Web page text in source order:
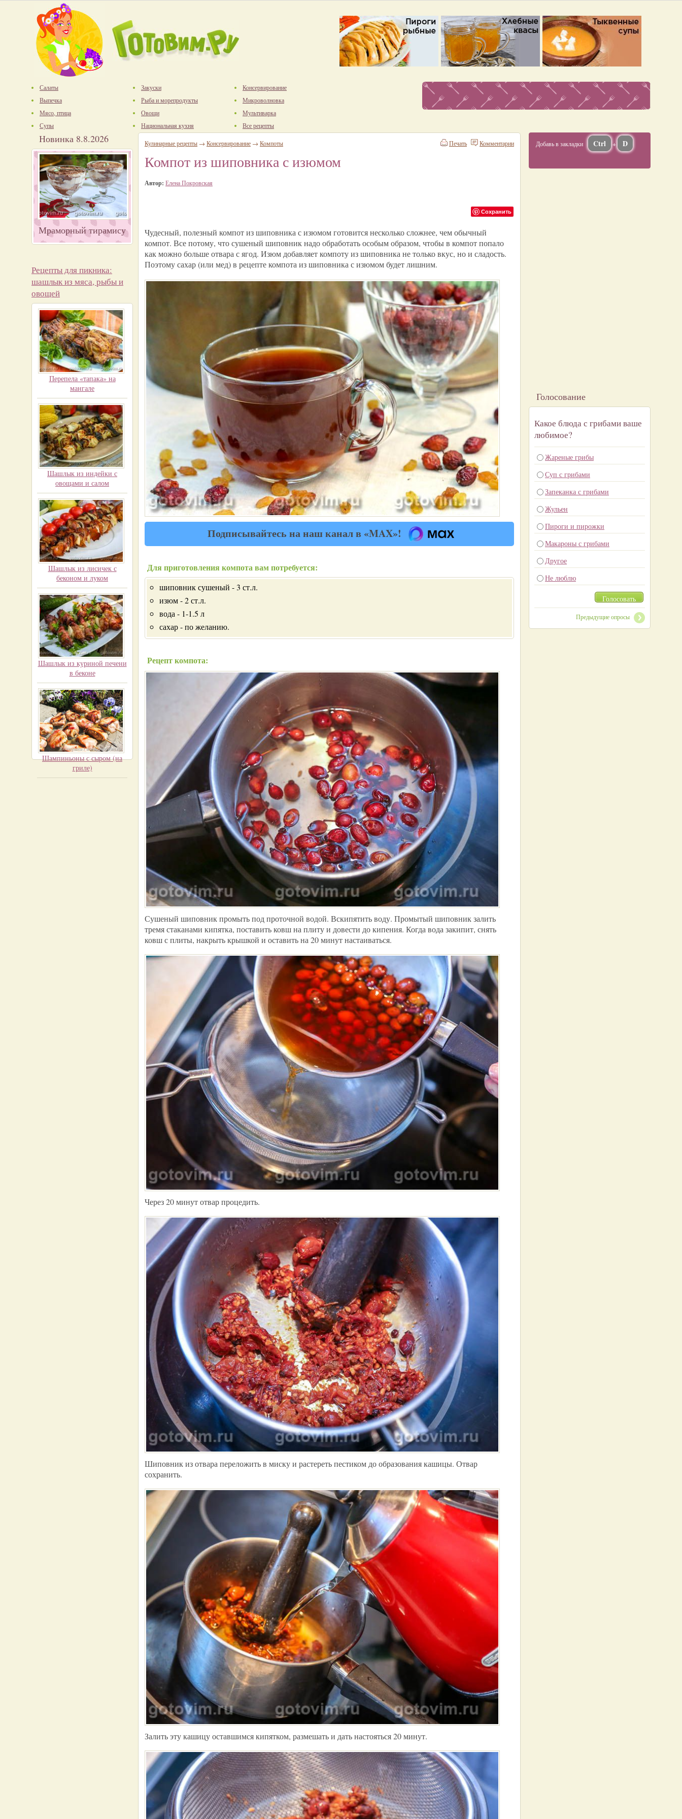
Салаты
Выпечка
Мясо, птица
Супы
Закуски
Рыба и морепродукты
Овощи
Национальная кухня
Консервирование
Микроволновка
Мультиварка
Все рецепты
Новинка 8.8.2026
Мраморный тирамису
Рецепты для пикника:
шашлык из мяса, рыбы и
овощей
Перепела «тапака» на
мангале
Шашлык из индейки с
овощами и салом
Шашлык из лисичек с
беконом и луком
Шашлык из куриной печени
в беконе
Шампиньоны с сыром (на
гриле)
Комментарии
Печать
Кулинарные рецепты → Консервирование → Компоты
Компот из шиповника с изюмом
Автор: Елена Покровская
Сохранить
Чудесный, полезный компот из шиповника с изюмом готовится несколько сложнее, чем обычный
компот. Все потому, что сушеный шиповник надо обработать особым образом, чтобы в компот попало
как можно больше отвара с ягод. Изюм добавляет компоту из шиповника не только вкус, но и сладость.
Поэтому сахар (или мед) в рецепте компота из шиповника с изюмом будет лишним.
Подписывайтесь на наш канал в «MAX»!
Для приготовления компота вам потребуется:
шиповник сушеный - 3 ст.л.
изюм - 2 ст.л.
вода - 1-1.5 л
сахар - по желанию.
Рецепт компота:
Сушеный шиповник промыть под проточной водой. Вскипятить воду. Промытый шиповник залить
тремя стаканами кипятка, поставить ковш на плиту и довести до кипения. Когда вода закипит, снять
ковш с плиты, накрыть крышкой и оставить на 20 минут настаиваться.
Через 20 минут отвар процедить.
Шиповник из отвара переложить в миску и растереть пестиком до образования кашицы. Отвар
сохранить.
Залить эту кашицу оставшимся кипятком, размешать и дать настояться 20 минут.
Добавь в закладки Ctrl + D
Голосование
Какое блюда с грибами ваше
любимое?
Жареные грибы
Суп с грибами
Запеканка с грибами
Жульен
Пироги и пирожки
Макароны с грибами
Другое
Не люблю
Голосовать
Предыдущие опросы